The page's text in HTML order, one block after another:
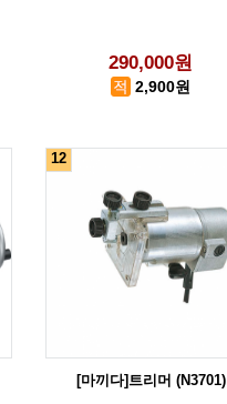
290,000원
2,900원
12
[마끼다]트리머 (N3701)